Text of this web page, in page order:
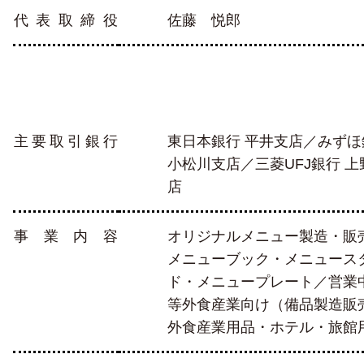
代表取締役 佐藤 悦郎
主要取引銀行
東日本銀行 平井支店／みず
小松川支店／三菱UFJ銀行 上
店
事業内容
オリジナルメニュー製造・販
メニューブック・メニュース
ド・メニュープレート／営業
等外食産業向け（備品製造販
外食産業用品・ホテル・旅館